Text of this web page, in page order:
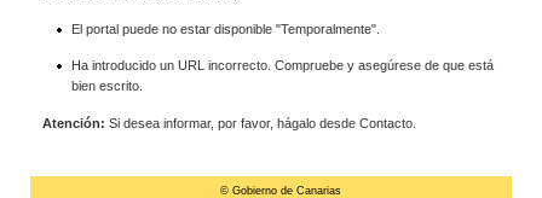
El portal puede no estar disponible "Temporalmente".
Ha introducido un URL incorrecto. Compruebe y asegúrese de que está
bien escrito.
Atención: Si desea informar, por favor, hágalo desde Contacto.
© Gobierno de Canarias